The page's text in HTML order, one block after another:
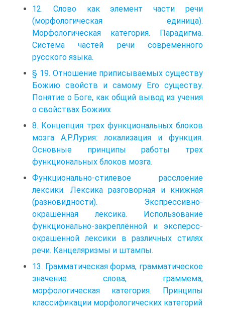
12. Слово как элемент части речи
(морфологическая единица).
Морфологическая категория. Парадигма.
Система частей речи современного
русского языка.
§ 19. Отношение приписываемых существу
Божию свойств и самому Его существу.
Понятие о Боге, как общий вывод из учения
о свойствах Божиих
8. Концепция трех функциональных блоков
мозга А.Р.Лурия: локализация и функция.
Основные принципы работы трех
функциональных блоков мозга.
Функционально-стилевое расслоение
лексики. Лексика разговорная и книжная
(разновидности). Экспрессивно-
окрашенная лексика. Использование
функционально-закреплённой и эксперсс-
окрашенной лексики в различных стилях
речи. Канцеляризмы и штампы.
13. Грамматическая форма, грамматическое
значение слова, граммема,
морфологическая категория. Принципы
классификации морфологических категорий